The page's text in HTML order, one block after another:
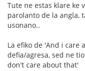
Tute ne estas klare ke
parolanto de la angla,
usonano..
La efiko de 'And i care
defia/agresa, sed ne
don't care about that'